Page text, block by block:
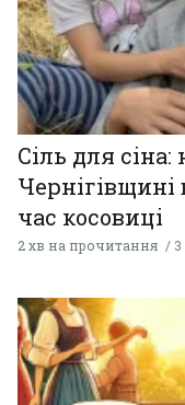
Сіль для сіна:
Чернігівщині
час косовиці
2 хв на прочитання